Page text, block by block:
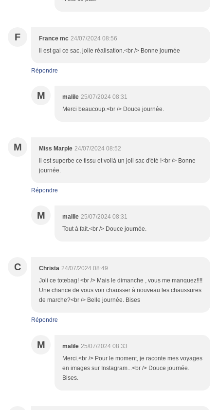
F France mc 24/07/2024 08:56
Il est gai ce sac, jolie réalisation.<br /> Bonne journée
Répondre
M malile 25/07/2024 08:31
Merci beaucoup.<br /> Douce journée.
M Miss Marple 24/07/2024 08:52
Il est superbe ce tissu et voilà un joli sac d'été !<br /> Bonne
journée.
Répondre
M malile 25/07/2024 08:31
Tout à fait.<br /> Douce journée.
C Christa 24/07/2024 08:49
Joli ce totebag! <br /> Mais le dimanche , vous me manquez!!!!
Une chance de vous voir chausser à nouveau les chaussures
de marche?<br /> Belle journée. Bises
Répondre
M malile 25/07/2024 08:33
Merci.<br /> Pour le moment, je raconte mes voyages
en images sur Instagram...<br /> Douce journée.
Bises.